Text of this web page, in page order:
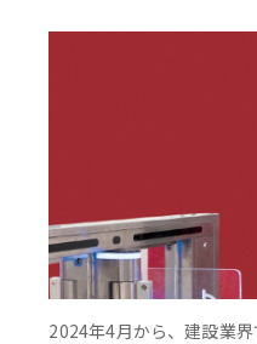
2024年4月から、建設業